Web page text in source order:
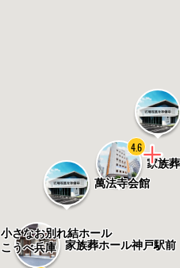
家族
4.6
萬法寺会館
家族葬ホール神戸駅前
小さなお別れ結ホール
こうべ兵庫